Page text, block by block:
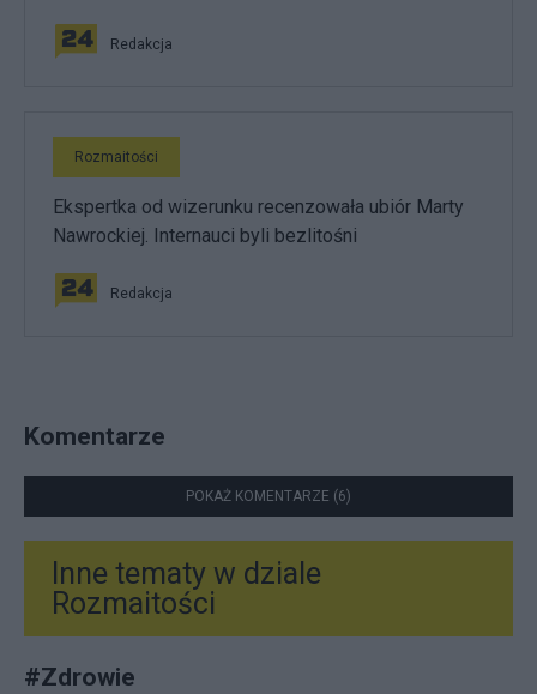
Redakcja
Rozmaitości
Ekspertka od wizerunku recenzowała ubiór Marty
Nawrockiej. Internauci byli bezlitośni
Redakcja
Komentarze
POKAŻ KOMENTARZE (6)
Inne tematy w dziale
Rozmaitości
#Zdrowie